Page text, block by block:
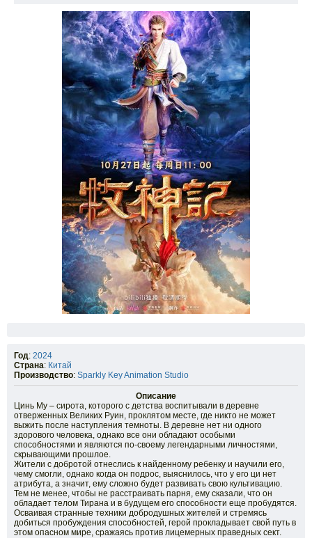
Год: 2024
Страна: Китай
Производство: Sparkly Key Animation Studio
Описание
Цинь Му – сирота, которого с детства воспитывали в деревне
отверженных Великих Руин, проклятом месте, где никто не может
выжить после наступления темноты. В деревне нет ни одного
здорового человека, однако все они обладают особыми
способностями и являются по-своему легендарными личностями,
скрывающими прошлое.
Жители с добротой отнеслись к найденному ребенку и научили его,
чему смогли, однако когда он подрос, выяснилось, что у его ци нет
атрибута, а значит, ему сложно будет развивать свою культивацию.
Тем не менее, чтобы не расстраивать парня, ему сказали, что он
обладает телом Тирана и в будущем его способности еще пробудятся.
Осваивая странные техники добродушных жителей и стремясь
добиться пробуждения способностей, герой прокладывает свой путь в
этом опасном мире, сражаясь против лицемерных праведных сект.